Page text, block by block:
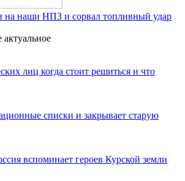
на наши НПЗ и сорвал топливный удар
актуальное
лиц когда стоит решиться и что
списки и закрывает старую
вспоминает героев Курской земли